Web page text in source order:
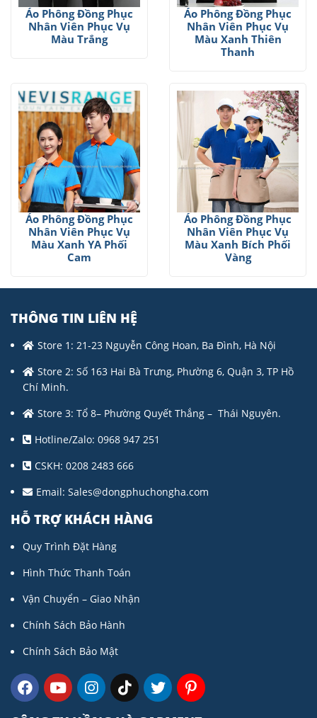
Áo Phông Đồng Phục
Nhân Viên Phục Vụ
Màu Trắng
Áo Phông Đồng Phục
Nhân Viên Phục Vụ
Màu Xanh Thiên
Thanh
Áo Phông Đồng Phục
Nhân Viên Phục Vụ
Màu Xanh YA Phối
Cam
Áo Phông Đồng Phục
Nhân Viên Phục Vụ
Màu Xanh Bích Phối
Vàng
THÔNG TIN LIÊN HỆ
Store 1: 21-23 Nguyễn Công Hoan, Ba Đình, Hà Nội
Store 2: Số 163 Hai Bà Trưng, Phường 6, Quận 3, TP Hồ
Chí Minh.
Store 3: Tổ 8– Phường Quyết Thắng – Thái Nguyên.
Hotline/Zalo: 0968 947 251
CSKH: 0208 2483 666
Email: Sales@dongphuchongha.com
HỖ TRỢ KHÁCH HÀNG
Quy Trình Đặt Hàng
Hình Thức Thanh Toán
Vận Chuyển – Giao Nhận
Chính Sách Bảo Hành
Chính Sách Bảo Mật